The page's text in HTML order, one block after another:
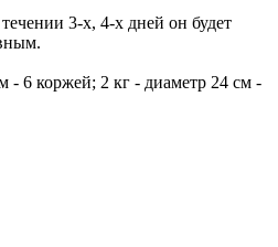
3-х, 4-х дней он будет
- 6 коржей; 2 кг - диаметр 24 см -